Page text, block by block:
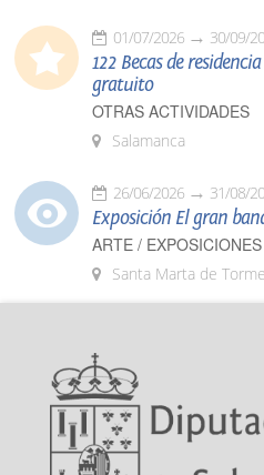
01/07/2026 30/09/
122 Becas de
gratuito
OTRAS ACTIVIDADES
Salamanca
26/06/2026 31/08/
Exposición El gran
ARTE / EXPOSICIONES
Santa Marta de